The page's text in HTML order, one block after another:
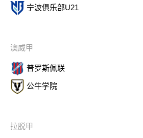
宁波俱乐部U21
澳威甲
普罗斯佩联
公牛学院
拉脱甲